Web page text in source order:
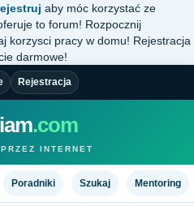
aby móc korzystać ze
to forum! Rozpocznij
korzysci pracy w domu! Rejestracja
darmowe!
Rejestracja
.com
INTERNET
Poradniki Szukaj Mentoring